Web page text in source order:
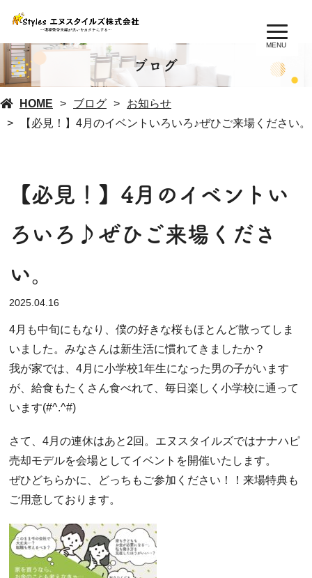
MENU
ブログ
HOME ブログ
お知らせ
【必見！】4月のイベントいろいろ♪ぜひご来場ください。
【必見！】4月のイベントい
ろいろ♪ぜひご来場くださ
い。
2025.04.16
4月も中旬にもなり、僕の好きな桜もほとんど散ってしま
いました。みなさんは新生活に慣れてきましたか？
我が家では、4月に小学校1年生になった男の子がいます
が、給食もたくさん食べれて、毎日楽しく小学校に通って
います(#^.^#)
さて、4月の連休はあと2回。エヌスタイルズではナナハピ
売却モデルを会場としてイベントを開催いたします。
ぜひどちらかに、どっちもご参加ください！！来場特典も
ご用意しております。